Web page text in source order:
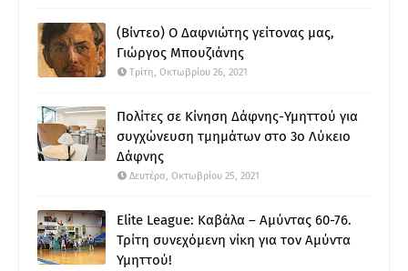
(Βίντεο) Ο Δαφνιώτης γείτονας μας,
Γιώργος Μπουζιάνης
Τρίτη, Οκτωβρίου 26, 2021
Πολίτες σε Κίνηση Δάφνης-Υμηττού για
συγχώνευση τμημάτων στο 3ο Λύκειο
Δάφνης
Δευτέρα, Οκτωβρίου 25, 2021
Elite League: Καβάλα – Αμύντας 60-76.
Τρίτη συνεχόμενη νίκη για τον Αμύντα
Υμηττού!